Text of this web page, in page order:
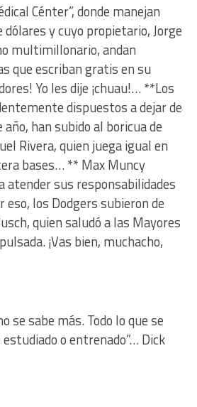
Cénter”, donde manejan
y cuyo propietario, Jorge
multimillonario, andan
que escriban gratis en su
Yo les dije ¡chuau!… **Los
dispuestos a dejar de
han subido al boricua de
Rivera, quien juega igual en
bases… ** Max Muncy
atender sus responsabilidades
eso, los Dodgers subieron de
quien saludó a las Mayores
¡Vas bien, muchacho,
se sabe más. Todo lo que se
o entrenado”… Dick